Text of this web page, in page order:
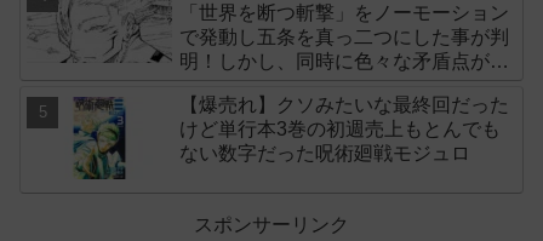
「世界を断つ斬撃」をノーモーション
で発動し五条を真っ二つにした事が判
明！しかし、同時に色々な矛盾点が生
【爆売れ】クソみたいな最終回だった
けど単行本3巻の初週売上もとんでも
ない数字だった呪術廻戦モジュロ
スポンサーリンク